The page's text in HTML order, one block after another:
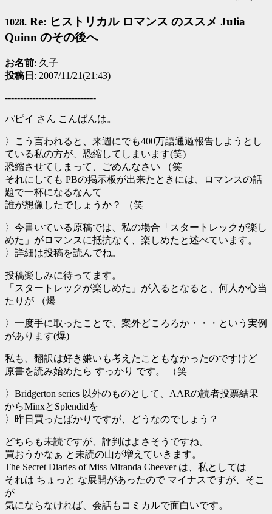
1028. Re: ヒストリカル ロマンス のススメ Julia
Quinn のその後へ
お名前: 久子
投稿日 : 2007/11/21(21:43)
------------------------------
パピイ さん こんばんは。
〉こう言われると、来週にでも400万語通過報告しようとし
ている私の方が、恐縮してしまいます(笑)
恐縮させてしまって、ごめんなさい （笑
それにしても PBの掲示板が出来たときには、ロマンスの話
題で一杯になるなんて
誰が想像したでしょうか？ （笑
〉今書いている原稿では、私の場合「スタートレックが楽し
めた」がロマンスに抵抗なく、楽しめたと述べています。
〉詳細は投稿を読んでね。
投稿楽しみに待ってます。
「スタートレックが楽しめた」が入るとなると、何人か心当
たりが （爆
〉一度手に取ったことで、案外どころろか・・・という実例
があります(爆)
私も、翻訳は好き嫌いも考えたこともなかったのですけど
原書を読み始めたら すっかり です。 （笑
〉Bridgerton series 以外のものとして、AARの読者投票結果
からMinxとSplendidを
〉昨日買ったばかりですが、どうなのでしょう？
どちらも未読ですが、評判はよさそうですね。
買おうかなぁ と未読の山が増えていきます。
The Secret Diaries of Miss Miranda Cheever は、私としては
それは ちょっと な展開があったので マイナスですが、そこ
が
気にならなければ、会話もコミカルで面白いです。